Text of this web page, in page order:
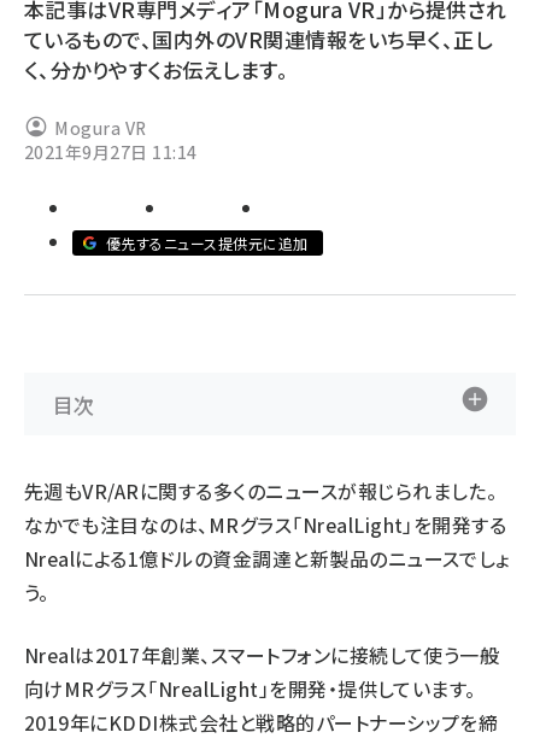
drupal (1947)
genai (1477)
abc123 (1352)
ai crunch (1348)
本記事はVR専門メディア「Mogura VR」から提供され
ているもので、国内外のVR関連情報をいち早く、正し
く、分かりやすくお伝えします。
Mogura VR
2021年9月27日 11:14
優先するニュース提供元に追加
目次
先週もVR/ARに関する多くのニュースが報じられました。
なかでも注目なのは、MRグラス「NrealLight」を開発する
Nrealによる1億ドルの資金調達と新製品のニュースでしょ
う。
Nrealは2017年創業、スマートフォンに接続して使う一般
向けMRグラス「NrealLight」を開発・提供しています。
2019年にKDDI株式会社と戦略的パートナーシップを締